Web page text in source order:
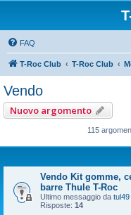
FAQ
T-Roc Club T-Roc Club
Vendo
Nuovo argomento
115
Vendo Kit gomme,
barre Thule T-Roc
Ultimo messaggio da tul49
Risposte: 14